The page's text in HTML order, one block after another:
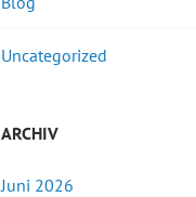
Uncategorized
ARCHIV
Juni 2026